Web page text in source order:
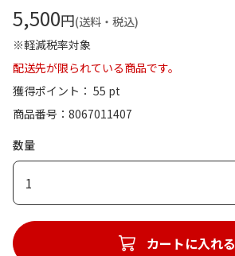
5,500円(送料・税込)
※軽減税率対象
配送先が限られている商品です。
獲得ポイント： 55 pt
商品番号
8067011407
数量
1
カートに入れる